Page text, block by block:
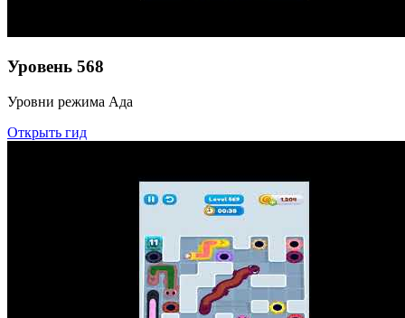
Уровень 568
Уровни режима Ада
Открыть гид